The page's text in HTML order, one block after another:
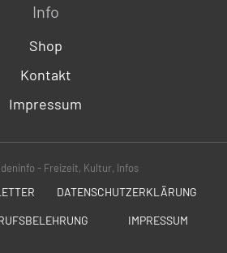
Info
Shop
Kontakt
Impressum
- Freizeit, Kultur, Infos
DATENSCHUTZERKLÄRUNG
IMPRESSUM